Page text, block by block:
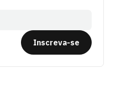
Inscreva-se